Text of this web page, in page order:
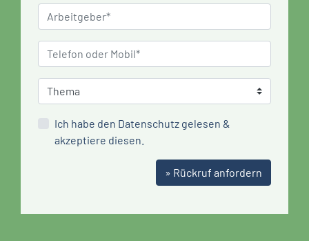
Ich habe den Datenschutz gelesen &
akzeptiere diesen.
» Rückruf anfordern